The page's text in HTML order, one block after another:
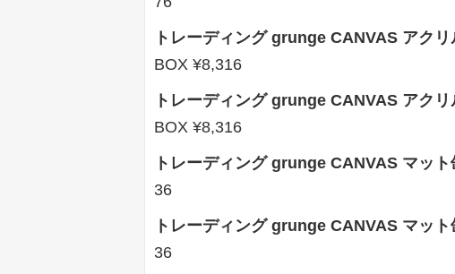
トレーディング grunge CANVAS アク
BOX ¥8,316
トレーディング grunge CANVAS アク
BOX ¥8,316
トレーディング grunge CANVAS マッ
36
トレーディング grunge CANVAS マッ
36